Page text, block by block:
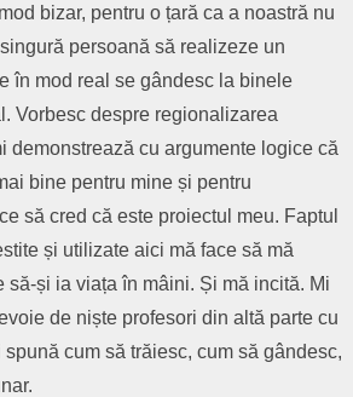
bizar, pentru o țară ca a noastră nu
persoană să realizeze un
în mod real se gândesc la binele
Vorbesc despre regionalizarea
demonstrează cu argumente logice că
bine pentru mine și pentru
să cred că este proiectul meu. Faptul
și utilizate aici mă face să mă
și ia viața în mâini. Și mă incită. Mi
de niște profesori din altă parte cu
cum să trăiesc, cum să gândesc,